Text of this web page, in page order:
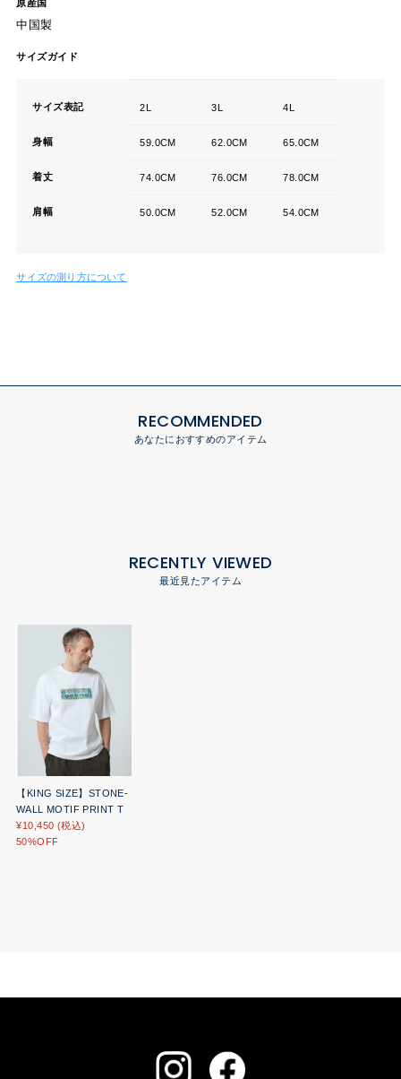
原産国
中国製
サイズガイド
サイズ表記 2L 3L 4L
身幅 59.0CM 62.0CM 65.0CM
着丈 74.0CM 76.0CM 78.0CM
肩幅 50.0CM 52.0CM 54.0CM
サイズの測り方について
RECOMMENDED
あなたにおすすめのアイテム
RECENTLY VIEWED
最近見たアイテム
【KING SIZE】STONE-
WALL MOTIF PRINT T
¥10,450 (税込)
50%OFF